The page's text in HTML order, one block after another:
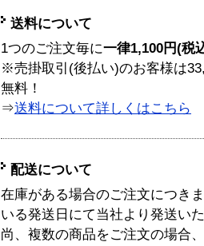
送料について
1つのご注文毎に一律1,100円(税
※売掛取引(後払い)のお客様は
無料！
⇒送料について詳しくはこちら
配送について
在庫がある場合のご注文につき
いる発送日にて当社より発送い
尚、複数の商品をご注文の場合